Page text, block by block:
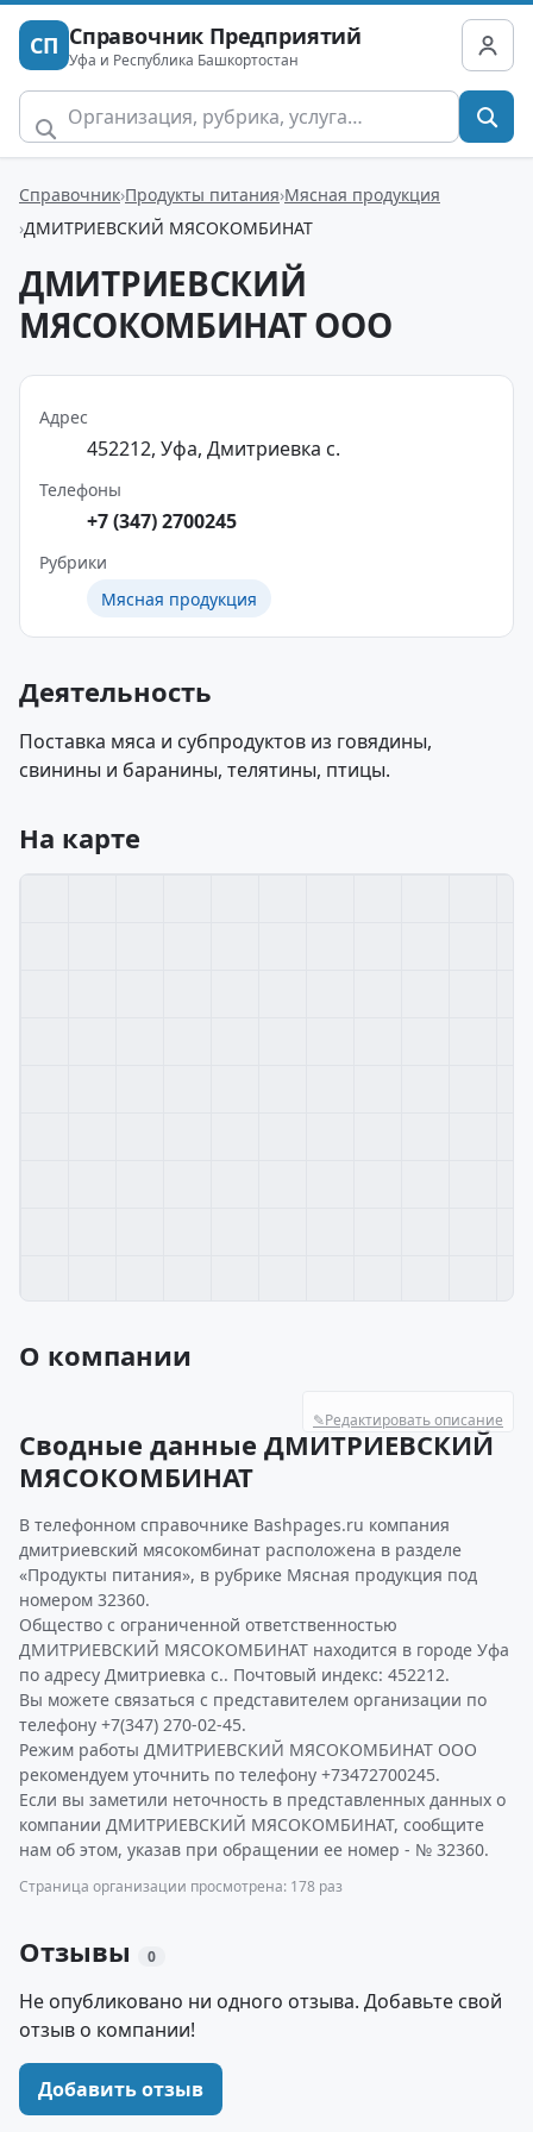
СП Справочник Предприятий
Уфа и Республика Башкортостан
Справочник Продукты питания Мясная продукция
ДМИТРИЕВСКИЙ МЯСОКОМБИНАТ
ДМИТРИЕВСКИЙ
МЯСОКОМБИНАТ ООО
Адрес
452212, Уфа, Дмитриевка с.
Телефоны
+7 (347) 2700245
Рубрики
Мясная продукция
Деятельность
Поставка мяса и субпродуктов из говядины,
свинины и баранины, телятины, птицы.
На карте
О компании
✎Редактировать описание
Сводные данные ДМИТРИЕВСКИЙ
МЯСОКОМБИНАТ
В телефонном справочнике Bashpages.ru компания
дмитриевский мясокомбинат расположена в разделе
«Продукты питания», в рубрике Мясная продукция под
номером 32360.
Общество с ограниченной ответственностью
ДМИТРИЕВСКИЙ МЯСОКОМБИНАТ находится в городе Уфа
по адресу Дмитриевка с.. Почтовый индекс: 452212.
Вы можете связаться с представителем организации по
телефону +7(347) 270-02-45.
Режим работы ДМИТРИЕВСКИЙ МЯСОКОМБИНАТ ООО
рекомендуем уточнить по телефону +73472700245.
Если вы заметили неточность в представленных данных о
компании ДМИТРИЕВСКИЙ МЯСОКОМБИНАТ, сообщите
нам об этом, указав при обращении ее номер - № 32360.
Страница организации просмотрена: 178 раз
Отзывы 0
Не опубликовано ни одного отзыва. Добавьте свой
отзыв о компании!
Добавить отзыв